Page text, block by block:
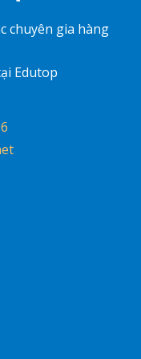
chuyên gia hàng
Edutop